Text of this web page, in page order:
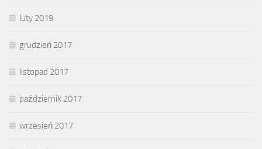
luty 2019
grudzień 2017
listopad 2017
październik 2017
wrzesień 2017